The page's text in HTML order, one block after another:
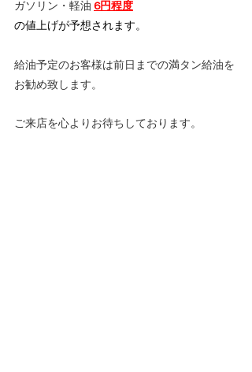
ガソリン・軽油 6円程度
の値上げが予想されます。
給油予定のお客様は前日までの満タン給油を
お勧め致します。
ご来店を心よりお待ちしております。